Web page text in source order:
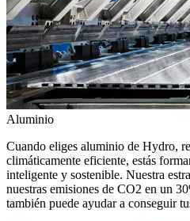
Aluminio
Cuando eliges aluminio de Hydro,
climáticamente eficiente, estás
inteligente y sostenible. Nuestra
nuestras emisiones de CO2 en un
también puede ayudar a conseguir